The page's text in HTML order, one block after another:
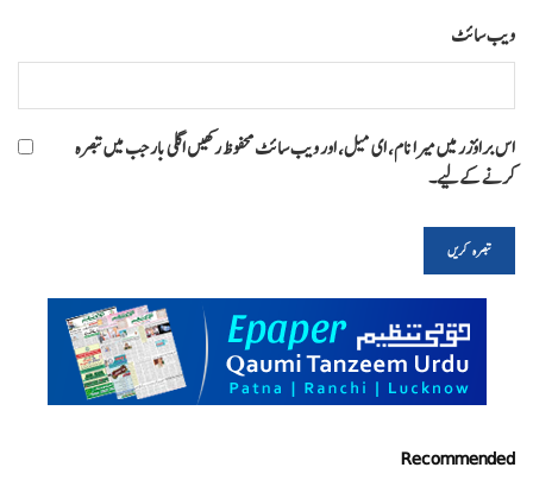
ویب‌ سائٹ
اس براؤزر میں میرا نام، ای میل، اور ویب سائٹ محفوظ رکھیں اگلی بار جب میں تبصرہ
کرنے کےلیے۔
Recommended